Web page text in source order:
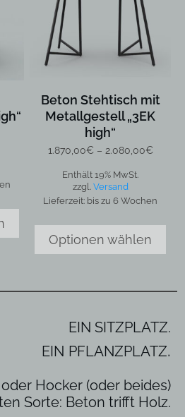
Beton Stehtisch mit
Metallgestell „3EK
high“
1.870,00€ – 2.080,00€
Enthält 19% MwSt.
zzgl. Versand
Lieferzeit: bis zu 6 Wochen
Optionen wählen
Varianten
Optionen
der
Produktseite
gewählt
werden
EIN SITZPLATZ.
EIN PFLANZPLATZ.
Hocker (oder beides)
Sorte: Beton trifft Holz.